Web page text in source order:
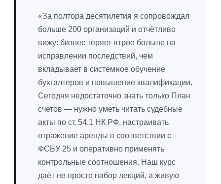
«За полтора десятилетия я сопровождал
больше 200 организаций и отчётливо
вижу: бизнес теряет втрое больше на
исправлении последствий, чем
вкладывает в системное обучение
бухгалтеров и повышение квалификации.
Сегодня недостаточно знать только План
счетов — нужно уметь читать судебные
акты по ст. 54.1 НК РФ, настраивать
отражение аренды в соответствии с
ФСБУ 25 и оперативно применять
контрольные соотношения. Наш курс
даёт не просто набор лекций, а живую